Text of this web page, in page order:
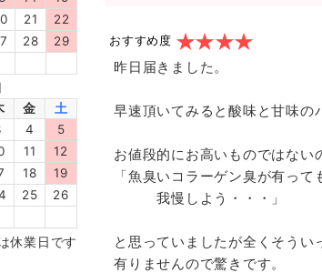
おすすめ度
昨日届きました。
早速頂いてみると酸味と甘味の
お値段的にお高いものではない
「魚臭いコラーゲン臭が有って
我慢しよう・・・」
と思っていましたが全くそうい
有りませんので驚きです。